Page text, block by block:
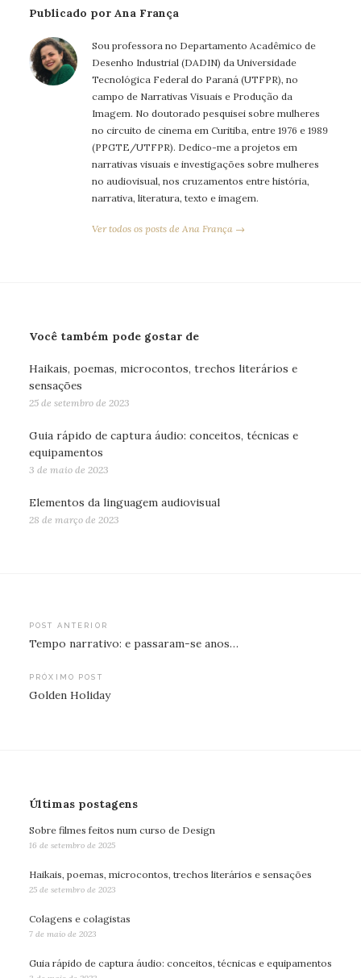
Publicado por Ana França
Sou professora no Departamento Acadêmico de
Desenho Industrial (DADIN) da Universidade
Tecnológica Federal do Paraná (UTFPR), no
campo de Narrativas Visuais e Produção da
Imagem. No doutorado pesquisei sobre mulheres
no circuito de cinema em Curitiba, entre 1976 e 1989
(PPGTE/UTFPR). Dedico-me a projetos em
narrativas visuais e investigações sobre mulheres
no audiovisual, nos cruzamentos entre história,
narrativa, literatura, texto e imagem.
Ver todos os posts de Ana França →
Você também pode gostar de
Haikais, poemas, microcontos, trechos literários e
sensações
25 de setembro de 2023
Guia rápido de captura áudio: conceitos, técnicas e
equipamentos
3 de maio de 2023
Elementos da linguagem audiovisual
28 de março de 2023
Navegação
de
Post
POST ANTERIOR
Tempo narrativo: e passaram-se anos…
PRÓXIMO POST
Golden Holiday
Últimas postagens
Sobre filmes feitos num curso de Design
16 de setembro de 2025
Haikais, poemas, microcontos, trechos literários e sensações
25 de setembro de 2023
Colagens e colagistas
7 de maio de 2023
Guia rápido de captura áudio: conceitos, técnicas e equipamentos